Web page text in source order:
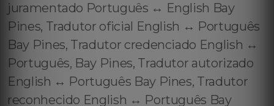
juramentado Português ↔️ English Bay
Pines, Tradutor oficial English ↔️ Português
Bay Pines, Tradutor credenciado English ↔️
Português, Bay Pines, Tradutor autorizado
English ↔️ Português Bay Pines, Tradutor
reconhecido English ↔️ Português Bay